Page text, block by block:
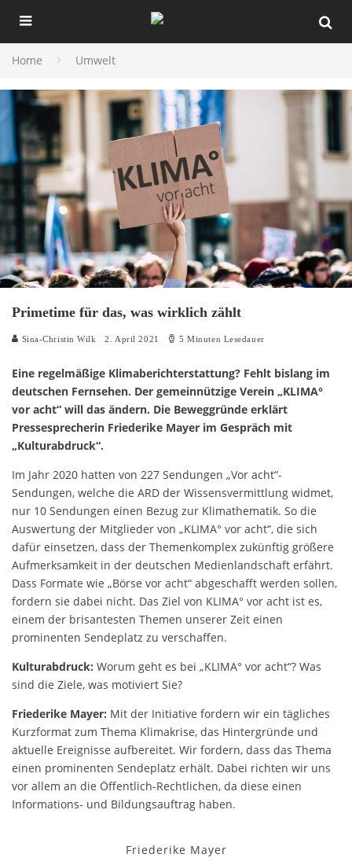
Home Umwelt
Primetime für das, was wirklich zählt
Sina-Christin Wilk 2. April 2021 5 Minuten Lesedauer
Eine regelmäßige Klimaberichterstattung? Fehlt bislang im
deutschen Fernsehen. Der gemeinnützige Verein „KLIMA°
vor acht“ will das ändern. Die Beweggründe erklärt
Pressesprecherin Friederike Mayer im Gespräch mit
„Kulturabdruck“.
Im Jahr 2020 hatten von 227 Sendungen „Vor acht“-
Sendungen, welche die ARD der Wissensvermittlung widmet,
nur 10 Sendungen einen Bezug zur Klimathematik. So die
Auswertung der Mitglieder von „KLIMA° vor acht“, die sich
dafür einsetzen, dass der Themenkomplex zukünftig größere
Aufmerksamkeit in der deutschen Medienlandschaft erfährt.
Dass Formate wie „Börse vor acht“ abgeschafft werden sollen,
fordern sie dabei nicht. Das Ziel von KLIMA° vor acht ist es,
einem der brisantesten Themen unserer Zeit einen
prominenten Sendeplatz zu verschaffen.
Kulturabdruck: Worum geht es bei „KLIMA° vor acht“? Was
sind die Ziele, was motiviert Sie?
Friederike Mayer: Mit der Initiative fordern wir ein tägliches
Kurzformat zum Thema Klimakrise, das Hintergründe und
aktuelle Ereignisse aufbereitet. Wir fordern, dass das Thema
einen prominenten Sendeplatz erhält. Dabei richten wir uns
vor allem an die Öffentlich-Rechtlichen, da diese einen
Informations- und Bildungsauftrag haben.
Friederike Mayer